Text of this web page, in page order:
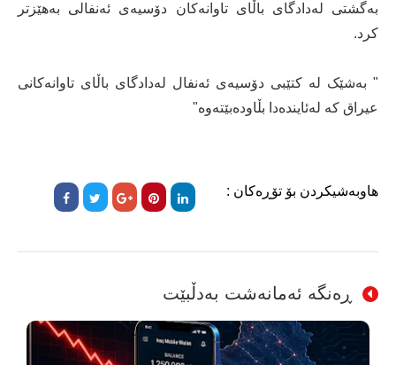
بەگشتی لەدادگای باڵای تاوانەکان دۆسیەی ئەنفالی بەھێزتر
کرد.
" بەشێک لە کتێبی دۆسیەی ئەنفال لەدادگای باڵای تاوانەکانی
عیراق کە لەئایندەدا بڵاودەبێتەوە"
هاوبەشیکردن بۆ تۆڕەکان :
ڕەنگە ئەمانەشت بەدڵبێت